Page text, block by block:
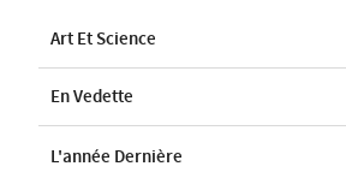
Art Et Science
En Vedette
L'année Dernière